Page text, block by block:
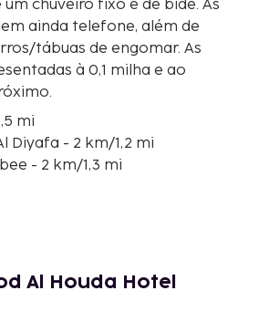
chuveiro fixo e de bidé. As
ainda telefone, além de
tábuas de engomar. As
à 0,1 milha e ao
mi
Diyafa - 2 km/1,2 mi
- 2 km/1,3 mi
2,5 km/1,5 mi
km/1,6 mi
Al Houda Hotel